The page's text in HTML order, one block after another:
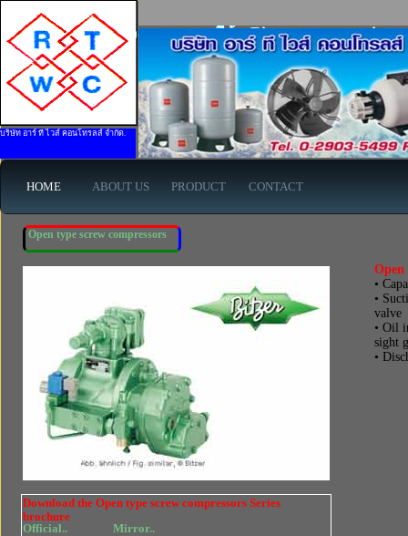
Open type screw compressors ยี่ห้อ Bitzer -
บริษัท อาร์ ที ไวส์ คอนโทรลส์ จำกัด.
HOME ABOUT US PRODUCT CONTACT
Open type screw compressors
Open
•
•
valve
• Oil
sight
•
Download the Open type screw compressors Series
brochure
Official..
Mirror..